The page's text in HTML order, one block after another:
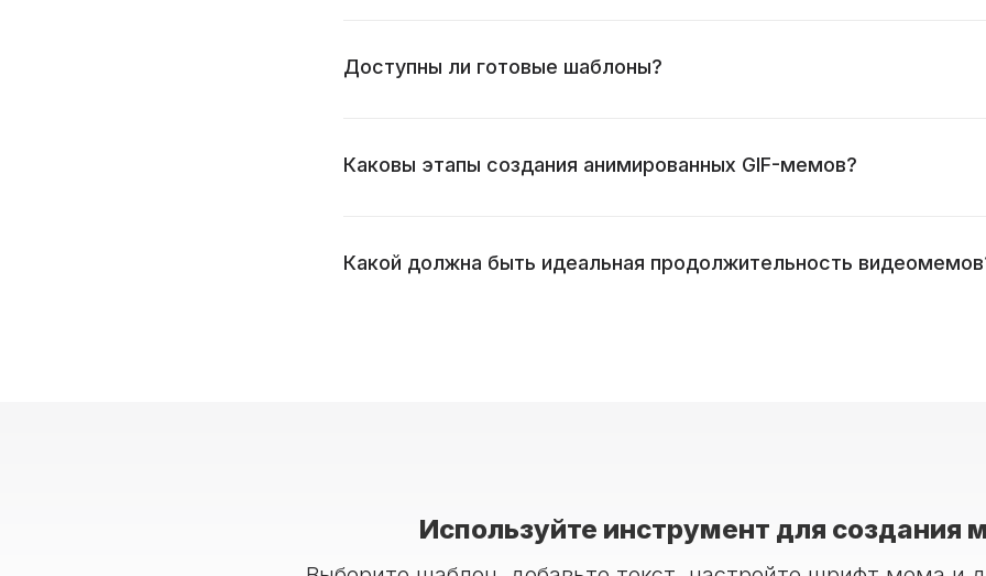
Доступны ли готовые шаблоны?
Каковы этапы создания анимированных GIF-мемов?
Какой должна быть идеальная продолжительность
Используйте инструмент для создания